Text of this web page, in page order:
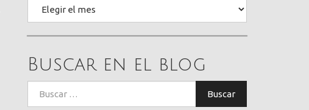
Buscar en el blog
Buscar